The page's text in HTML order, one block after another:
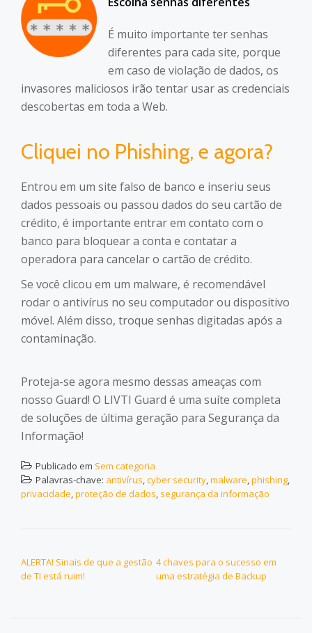
É muito importante ter senhas
diferentes para cada site, porque
em caso de violação de dados, os
invasores maliciosos irão tentar usar as credenciais
descobertas em toda a Web.
Cliquei no Phishing, e agora?
Entrou em um site falso de banco e inseriu seus
dados pessoais ou passou dados do seu cartão de
crédito, é importante entrar em contato com o
banco para bloquear a conta e contatar a
operadora para cancelar o cartão de crédito.
Se você clicou em um malware, é recomendável
rodar o antivírus no seu computador ou dispositivo
móvel. Além disso, troque senhas digitadas após a
contaminação.
Proteja-se agora mesmo dessas ameaças com
nosso Guard! O LIVTI Guard é uma suíte completa
de soluções de última geração para Segurança da
Informação!
Publicado em Sem categoria
Palavras-chave: antivírus,cyber security,malware,phishing,
privacidade,proteção de dados, segurança da informação
ALERTA! Sinais de que a gestão
de TI está ruim!
4 chaves para o sucesso em
uma estratégia de Backup